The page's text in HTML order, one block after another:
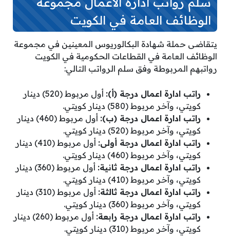
الوظائف العامة في الكويت
يتقاضى حملة شهادة البكالوريوس المعينين في مجموعة
الوظائف العامة في القطاعات الحكومية في الكويت
رواتبهم المربوطة وفق سلم الرواتب التالي:
راتب ادارة اعمال درجة (أ):
أول مربوط (520) دينار
كويتي، وآخر مربوط (580) دينار كويتي.
راتب ادارة اعمال درجة (ب):
أول مربوط (460) دينار
كويتي، وآخر مربوط (520) دينار كويتي.
راتب ادارة اعمال درجة أولى:
أول مربوط (410) دينار
كويتي، وآخر مربوط (460) دينار كويتي.
راتب ادارة اعمال درجة ثانية:
أول مربوط (360) دينار
كويتي، وآخر مربوط (410) دينار كويتي.
راتب ادارة اعمال درجة ثالثة:
أول مربوط (310) دينار
كويتي، وآخر مربوط (360) دينار كويتي.
راتب ادارة اعمال درجة رابعة:
أول مربوط (260) دينار
كويتي، وآخر مربوط (310) دينار كويتي.